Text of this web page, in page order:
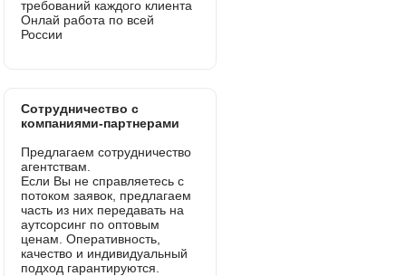
требований каждого клиента
Онлай работа по всей
России
Сотрудничество с
компаниями-партнерами
Предлагаем сотрудничество
агентствам.
Если Вы не справляетесь с
потоком заявок, предлагаем
часть из них передавать на
аутсорсинг по оптовым
ценам. Оперативность,
качество и индивидуальный
подход гарантируются.